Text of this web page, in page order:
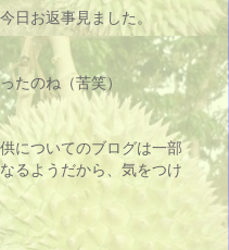
日お返事見ました。
ったのね（苦笑）
についてのブログは一部
るようだから、気をつけ